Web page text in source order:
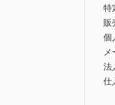
特
販
個
メ
法
仕